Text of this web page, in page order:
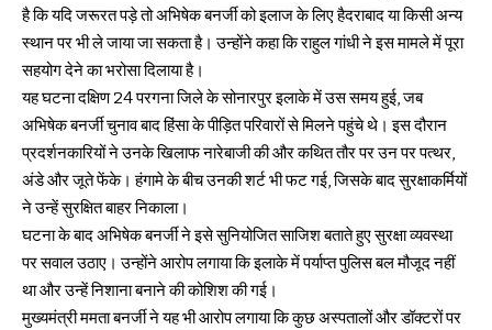
है कि यदि जरूरत पड़े तो अभिषेक बनर्जी को इलाज के लिए हैदराबाद या किसी अन्य
स्थान पर भी ले जाया जा सकता है। उन्होंने कहा कि राहुल गांधी ने इस मामले में पूरा
सहयोग देने का भरोसा दिलाया है।
यह घटना दक्षिण 24 परगना जिले के सोनारपुर इलाके में उस समय हुई, जब
अभिषेक बनर्जी चुनाव बाद हिंसा के पीड़ित परिवारों से मिलने पहुंचे थे। इस दौरान
प्रदर्शनकारियों ने उनके खिलाफ नारेबाजी की और कथित तौर पर उन पर पत्थर,
अंडे और जूते फेंके। हंगामे के बीच उनकी शर्ट भी फट गई, जिसके बाद सुरक्षाकर्मियों
ने उन्हें सुरक्षित बाहर निकाला।
घटना के बाद अभिषेक बनर्जी ने इसे सुनियोजित साजिश बताते हुए सुरक्षा व्यवस्था
पर सवाल उठाए। उन्होंने आरोप लगाया कि इलाके में पर्याप्त पुलिस बल मौजूद नहीं
था और उन्हें निशाना बनाने की कोशिश की गई।
मुख्यमंत्री ममता बनर्जी ने यह भी आरोप लगाया कि कुछ अस्पतालों और डॉक्टरों पर